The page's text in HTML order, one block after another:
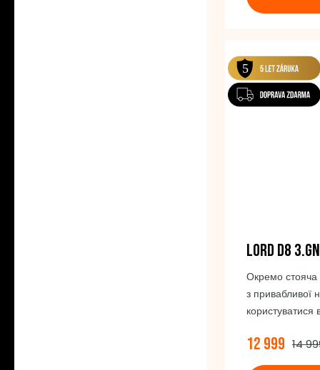
LORD D8 3.GN
Окремо
з привабливої
таким чином,
висушений. Ви
12 999 14